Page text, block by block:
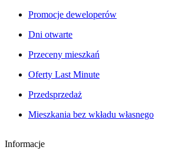
Promocje deweloperów
Dni otwarte
Przeceny mieszkań
Oferty Last Minute
Przedsprzedaż
Mieszkania bez wkładu własnego
Informacje